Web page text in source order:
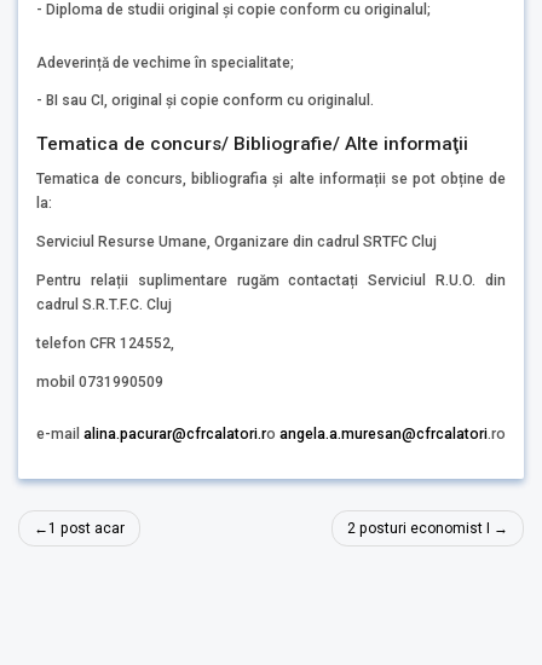
- Diploma de studii original și copie conform cu originalul;
Adeverință de vechime în specialitate;
- BI sau CI, original și copie conform cu originalul.
Tematica de concurs/ Bibliografie/ Alte informaţii
Tematica de concurs, bibliografia și alte informații se pot obține de
la:
Serviciul Resurse Umane, Organizare din cadrul SRTFC Cluj
Pentru relații suplimentare rugăm contactați Serviciul R.U.O. din
cadrul S.R.T.F.C. Cluj
telefon CFR 124552,
mobil 0731990509
e-mail alina.pacurar@cfrcalatori.ro angela.a.muresan@cfrcalatori.ro
Navigare
în
1 post acar 2 posturi economist I